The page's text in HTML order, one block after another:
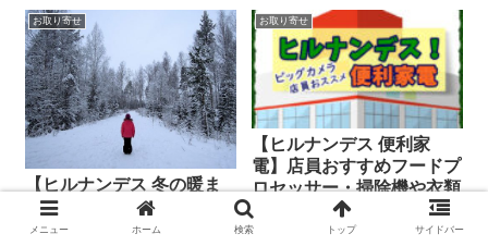
と、キング&プリンスの永瀬廉く
んが登場!! スマホと連動させて
話せる指輪や小型プリンターに
ビ...
ダーの神に愛された女性、清水
りょうこさん懐かしの地サイダ
ーposted with カエレバ清水...
お取り寄せ
【ヒルナンデス 冬の暖ま
る便利グッズ】電子レンジ
で湯たんぽ？ペットボトル
お取り寄せ
【ヒルナンデス 便利家
電】店員おすすめフードプ
ロセッサー・掃除機や衣類
スチーマー・マッサージ器
はゴリラ！
メニュー ホーム 検索 トップ サイドバー